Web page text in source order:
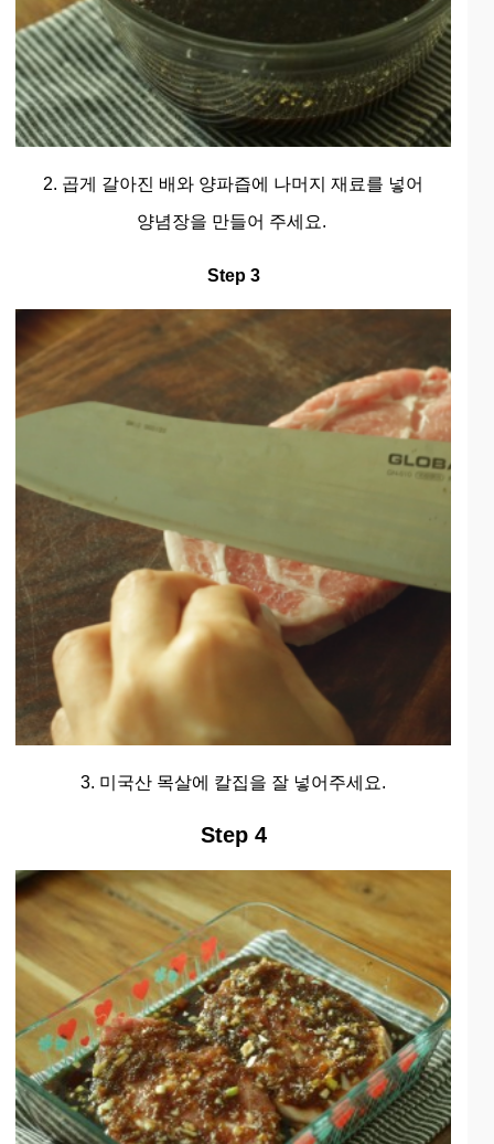
2. 곱게 갈아진 배와 양파즙에 나머지 재료를 넣어
양념장을 만들어 주세요.
Step 3
3. 미국산 목살에 칼집을 잘 넣어주세요.
Step 4